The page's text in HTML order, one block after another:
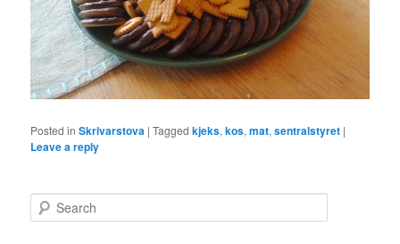
Posted in Skrivarstova |Tagged kjeks,kos,mat,sentralstyret |
Leave a reply
e